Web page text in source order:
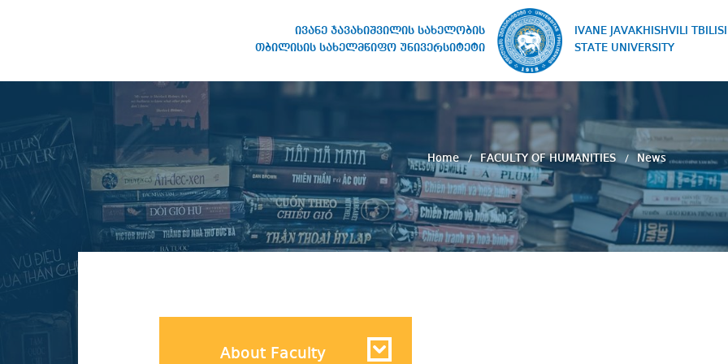
ივანე ჯავახიშვილის სახელობის
თბილისის სახელმწიფო უნივერსიტეტი
IVANE JAVAKHISHVILI TBILISI
STATE UNIVERSITY
STATE UNIVERSITY
Home FACULTY OF HUMANITIES News
About Faculty